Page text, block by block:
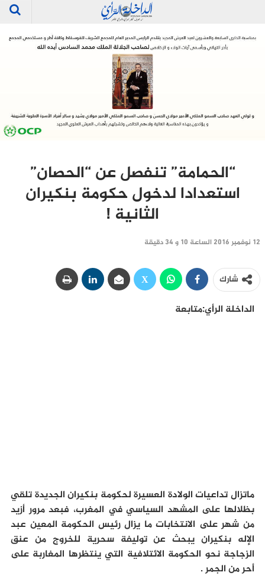
“الحمامة” تنفصل عن “الحصان”
استعدادا لدخول حكومة بنكيران
الثانية !
12 نوفمبر 2016 الساعة 10 و 34 دقيقة
شارك
الداخلة الرأي:متابعة
ماتزال تداعيات الولادة العسيرة لحكومة بنكيران الجديدة تلقي
بظلالها على المشهد السياسي في المغرب، فبعد مرور أزيد
من شهر على الانتخابات ما يزال رئيس الحكومة المعين عبد
الإله بنكيران يبحث عن توليفة سحرية للخروج من عنق
الزجاجة نحو الحكومة الائتلافية التي ينتظرها المغاربة على
أحر من الجمر .